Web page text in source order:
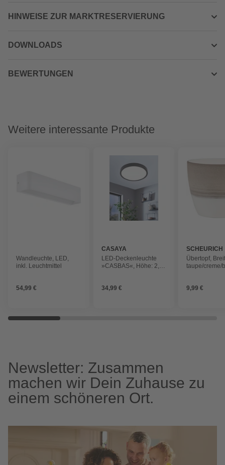
HINWEISE ZUR MARKTRESERVIERUNG
DOWNLOADS
BEWERTUNGEN
Weitere interessante Produkte
Wandleuchte, LED,
inkl. Leuchtmittel
54,99 €
CASAYA
LED-Deckenleuchte
»CASBAS«, Höhe: 2,8
34,99 €
SCHEURICH
Übertopf,
taupe/creme/
9,99 €
Newsletter: Zusammen
machen wir Dein Zuhause zu
einem schöneren Ort.